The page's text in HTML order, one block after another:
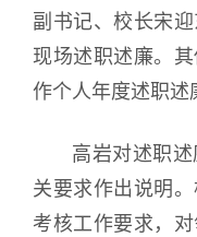
副书记、校长宋
现场述职述廉。
作个人年度述职述
高岩对述职
关要求作出说明
考核工作要求，